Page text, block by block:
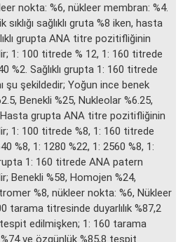
nokta: %6, nükleer membran: %4.
sağlıklı gruta %8 iken, hasta
grupta ANA titre pozitifliğinin
1: 100 titrede % 12, 1: 160 titrede
%2. Sağlıklı grupta 1: 160 titrede
şu şekildedir; Yoğun ince benek
Benekli %25, Nukleolar %6.25,
grupta ANA titre pozitifliğinin
1: 100 titrede %8, 1: 160 titrede
%8, 1: 1280 %22, 1: 2560 %8, 1:
1: 160 titrede ANA patern
Benekli %58, Homojen %24,
%8, nükleer nokta: %6, Nükleer
tarama titresinde duyarlılık %87,2
edilmişken; 1: 160 tarama
ve özgünlük %85,8 tespit